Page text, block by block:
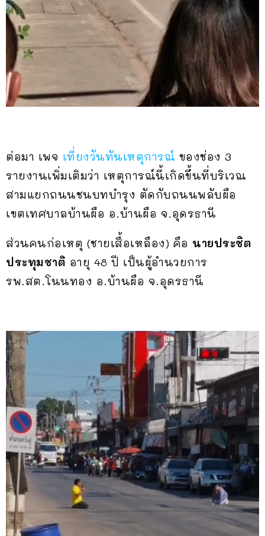
ต่อมา เพจ เที่ยงวันทันเหตุการณ์ ของช่อง 3
รายงานเพิ่มเติมว่า เหตุการณ์นี้เกิดขึ้นที่บริเวณ
สามแยกถนนชนบทบำรุง ตัดกับถนนพลับผือ
เขตเทศบาลบ้านผือ อ.บ้านผือ จ.อุดรธานี
ส่วนคนก่อเหตุ (ชายเสื้อเหลือง) คือ นายประชิต
ประทุมชาติ อายุ 48 ปี เป็นผู้อำนวยการ
รพ.สต.โนนทอง อ.บ้านผือ จ.อุดรธานี